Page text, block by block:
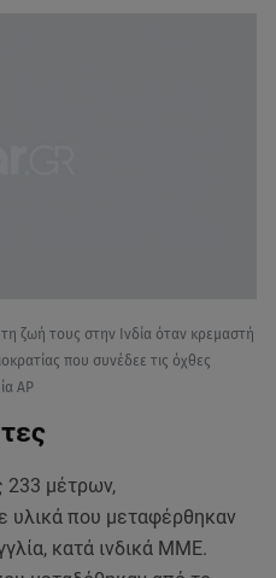
ζωή τους στην Ινδία όταν κρεμαστή
που συνέδεε τις όχθες
AP
233 μέτρων,
υλικά που μεταφέρθηκαν
κατά ινδικά ΜΜΕ.